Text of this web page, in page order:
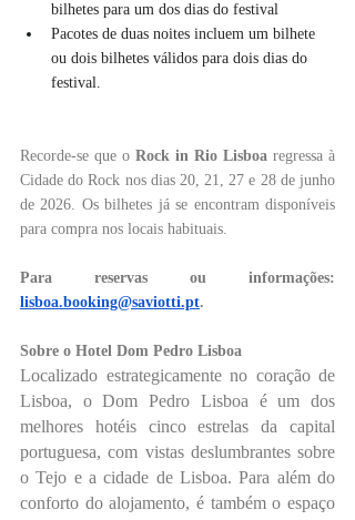
bilhetes para um dos dias do festival
Pacotes de duas noites incluem um bilhete
ou dois bilhetes válidos para dois dias do
festival.
Recorde-se que o Rock in Rio Lisboa regressa à
Cidade do Rock nos dias 20, 21, 27 e 28 de junho
de 2026. Os bilhetes já se encontram disponíveis
para compra nos locais habituais.
lisboa.booking@saviotti.pt.
Sobre o Hotel Dom Pedro Lisboa
Localizado estrategicamente no coração de
Lisboa, o Dom Pedro Lisboa é um dos
melhores hotéis cinco estrelas da capital
portuguesa, com vistas deslumbrantes sobre
o Tejo e a cidade de Lisboa. Para além do
conforto do alojamento, é também o espaço